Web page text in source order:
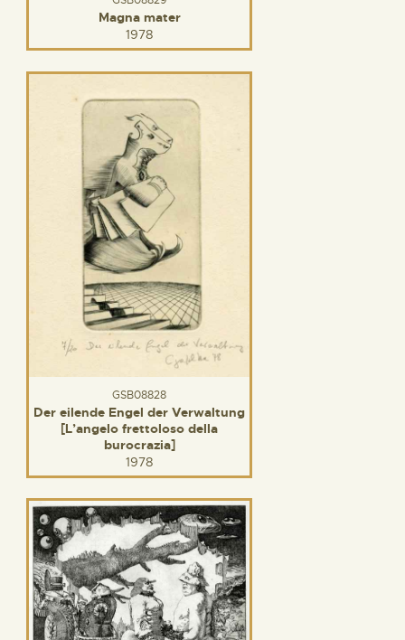
Magna mater
1978
GSB08828
Der eilende Engel der Verwaltung
[L’angelo frettoloso della
burocrazia]
1978